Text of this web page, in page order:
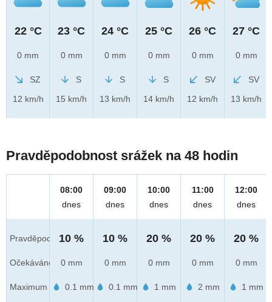
22 °C
0 mm
SZ
12 km/h
23 °C
0 mm
S
15 km/h
24 °C
0 mm
S
13 km/h
25 °C
0 mm
S
14 km/h
26 °C
0 mm
SV
12 km/h
27 °C
0 mm
SV
13 km/h
Pravděpodobnost srážek na 48 hodin
Pravděpod.
Očekáváno
Maximum
08:00
dnes
10 %
0 mm
0.1 mm
09:00
dnes
10 %
0 mm
0.1 mm
10:00
dnes
20 %
0 mm
1 mm
11:00
dnes
20 %
0 mm
2 mm
12:00
dnes
20 %
0 mm
1 mm